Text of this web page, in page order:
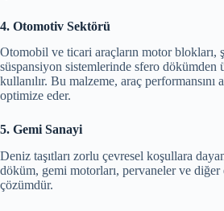
4. Otomotiv Sektörü
Otomobil ve ticari araçların motor blokları,
süspansiyon sistemlerinde sfero dökümden
kullanılır. Bu malzeme, araç performansını
optimize eder.
5. Gemi Sanayi
Deniz taşıtları zorlu çevresel koşullara
döküm, gemi motorları, pervaneler ve
çözümdür.